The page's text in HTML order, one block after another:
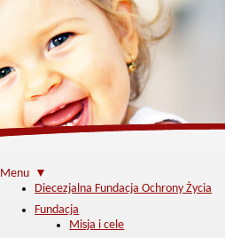
Menu ▼
Diecezjalna Fundacja Ochrony Życia
Fundacja
Misja i cele